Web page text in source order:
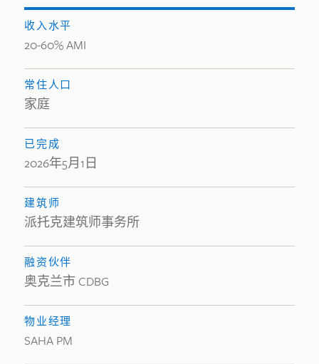
收入水平
20-60% AMI
常住人口
家庭
已完成
2026年5月1日
建筑师
派托克建筑师事务所
融资伙伴
奥克兰市 CDBG
物业经理
SAHA PM